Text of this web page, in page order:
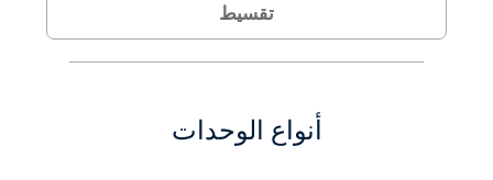
تقسيط
أنواع الوحدات